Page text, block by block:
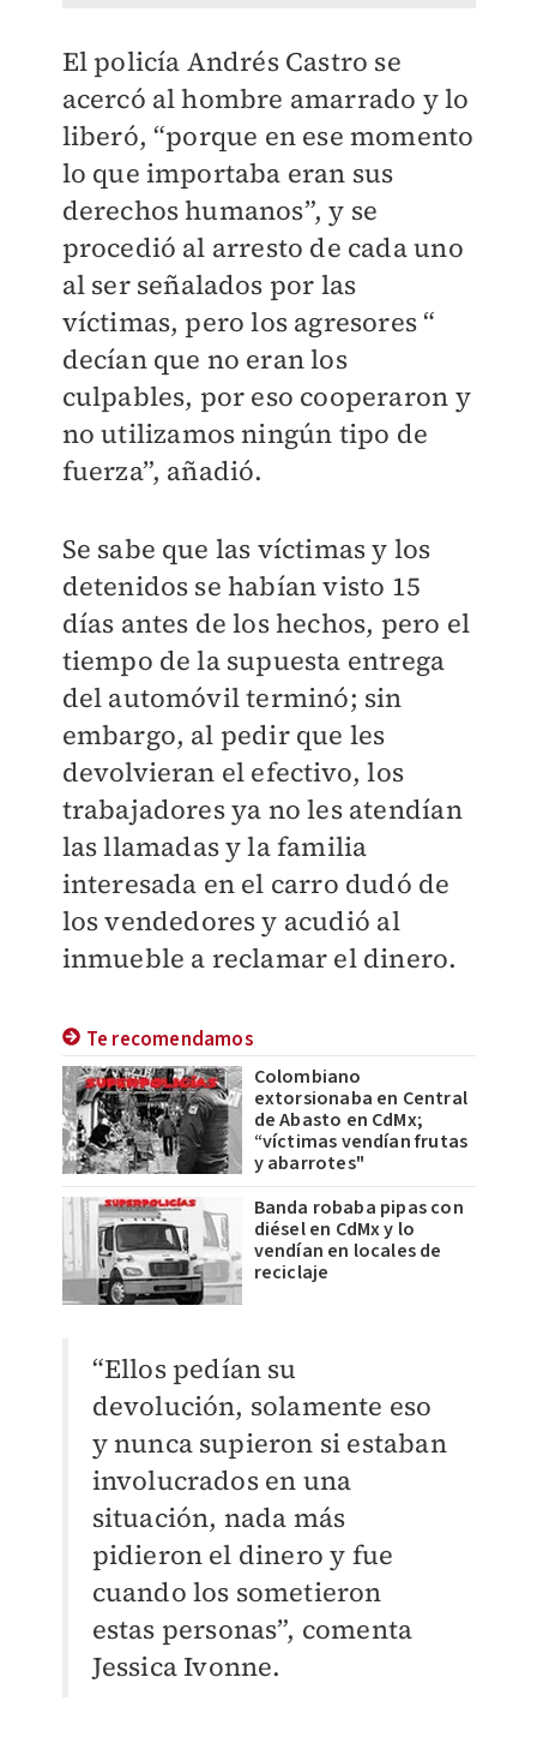
El policía Andrés Castro se
acercó al hombre amarrado y lo
liberó, “porque en ese momento
lo que importaba eran sus
derechos humanos”, y se
procedió al arresto de cada uno
al ser señalados por las
víctimas, pero los agresores “
decían que no eran los
culpables, por eso cooperaron y
no utilizamos ningún tipo de
fuerza”, añadió.
Se sabe que las víctimas y los
detenidos se habían visto 15
días antes de los hechos, pero el
tiempo de la supuesta entrega
del automóvil terminó; sin
embargo, al pedir que les
devolvieran el efectivo, los
trabajadores ya no les atendían
las llamadas y la familia
interesada en el carro dudó de
los vendedores y acudió al
inmueble a reclamar el dinero.
Te recomendamos
Colombiano
extorsionaba en Central
de Abasto en CdMx;
“víctimas vendían frutas
y abarrotes"
Banda robaba pipas con
diésel en CdMx y lo
vendían en locales de
reciclaje
“Ellos pedían su
devolución, solamente eso
y nunca supieron si estaban
involucrados en una
situación, nada más
pidieron el dinero y fue
cuando los sometieron
estas personas”, comenta
Jessica Ivonne.